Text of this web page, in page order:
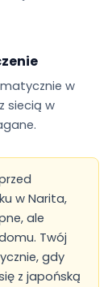
w
siecią w
w Narita,
ale
Twój
gdy
z japońską